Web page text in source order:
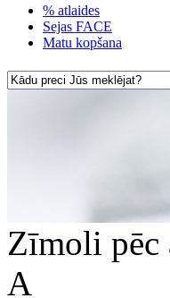
% atlaides
Sejas FACE
Matu kopšana
Zīmoli pēc
A